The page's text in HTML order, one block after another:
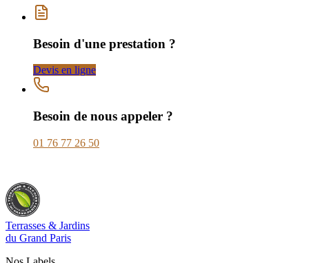
Besoin d'une prestation ?
Devis en ligne
Besoin de nous appeler ?
01 76 77 26 50
Terrasses & Jardins
du Grand Paris